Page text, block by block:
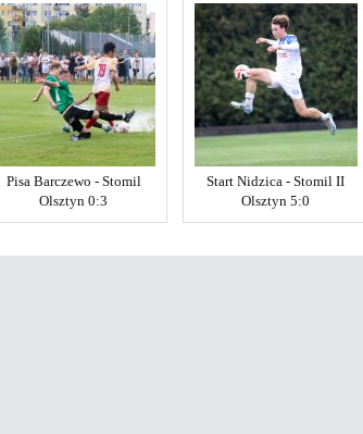
Pisa Barczewo - Stomil
Olsztyn 0:3
Start Nidzica - Stomil II
Olsztyn 5:0